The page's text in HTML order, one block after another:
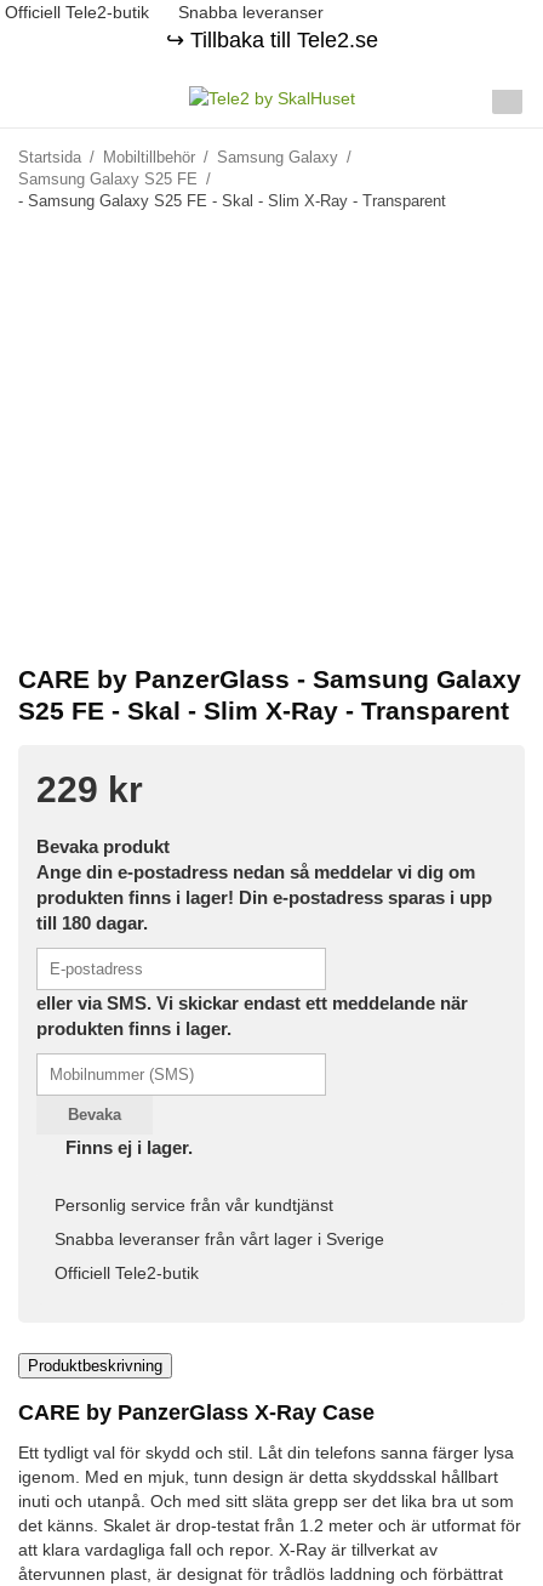
Officiell Tele2-butik Snabba leveranser
↪️ Tillbaka till Tele2.se
Startsida / Mobiltillbehör / Samsung Galaxy /
Samsung Galaxy S25 FE /
- Samsung Galaxy S25 FE - Skal - Slim X-Ray - Transparent
CARE by PanzerGlass - Samsung Galaxy
S25 FE - Skal - Slim X-Ray - Transparent
229 kr
Bevaka produkt
Ange din e-postadress nedan så meddelar vi dig om
produkten finns i lager! Din e-postadress sparas i upp
till 180 dagar.
eller via SMS. Vi skickar endast ett meddelande när
produkten finns i lager.
Bevaka
Finns ej i lager.
Personlig service från vår kundtjänst
Snabba leveranser från vårt lager i Sverige
Officiell Tele2-butik
Produktbeskrivning
CARE by PanzerGlass X-Ray Case
Ett tydligt val för skydd och stil. Låt din telefons sanna färger lysa
igenom. Med en mjuk, tunn design är detta skyddsskal hållbart
inuti och utanpå. Och med sitt släta grepp ser det lika bra ut som
det känns. Skalet är drop-testat från 1.2 meter och är utformat för
att klara vardagliga fall och repor. X-Ray är tillverkat av
återvunnen plast, är designat för trådlös laddning och förbättrat